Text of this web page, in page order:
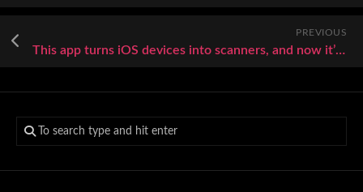
PREVIOUS
This app turns iOS devices into scanners, and now it’s $25 for life